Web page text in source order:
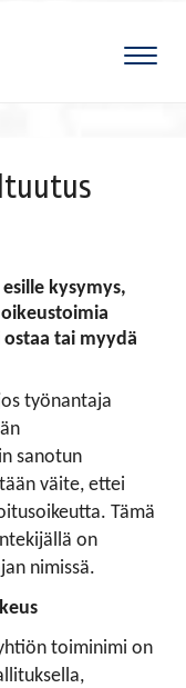
kysymys,
tai myydä
työnantaja
sanotun
väite, ettei
Tämä
on
nimissä.
toiminimi on